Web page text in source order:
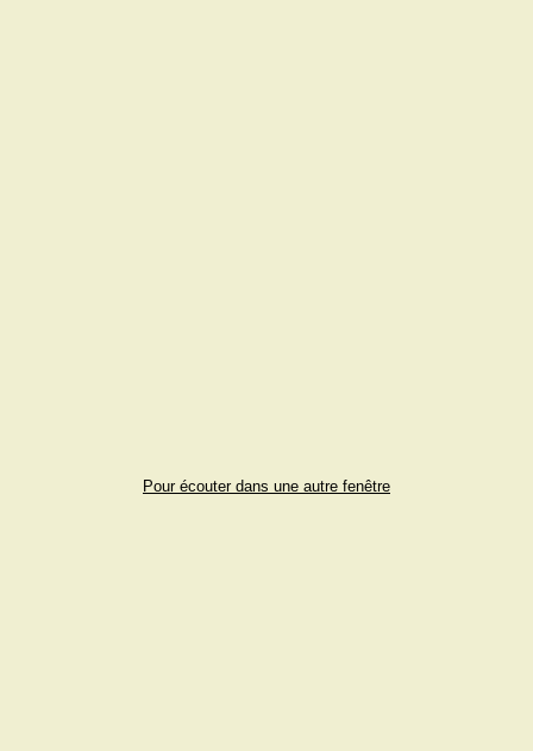
Pour écouter dans une autre fenêtre